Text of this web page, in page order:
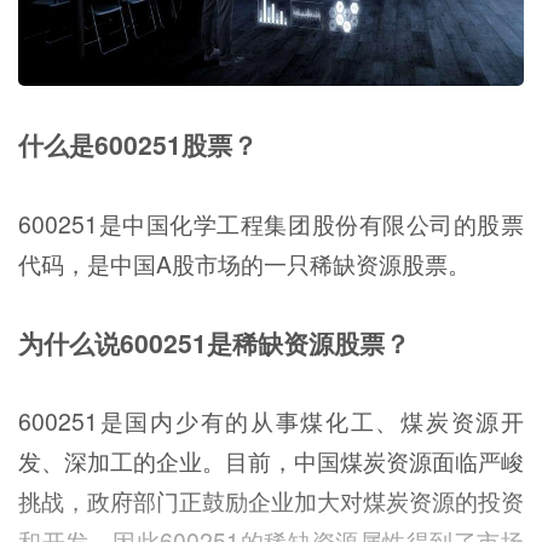
什么是600251股票？
600251是中国化学工程集团股份有限公司的股票
代码，是中国A股市场的一只稀缺资源股票。
为什么说600251是稀缺资源股票？
600251是国内少有的从事煤化工、煤炭资源开
发、深加工的企业。目前，中国煤炭资源面临严峻
挑战，政府部门正鼓励企业加大对煤炭资源的投资